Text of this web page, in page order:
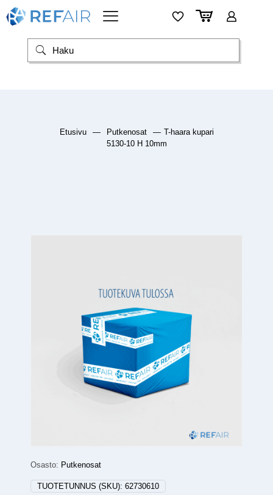
Etusivu — Putkenosat — T-haara kupari
5130-10 H 10mm
Osasto: Putkenosat
TUOTETUNNUS (SKU): 62730610